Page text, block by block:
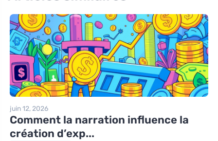
juin 12, 2026
Comment la narration influence la
création d’exp...